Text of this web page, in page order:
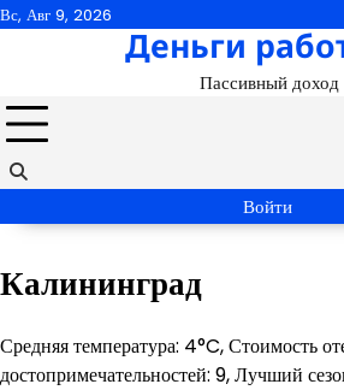
Перейти
Вс, Авг 9, 2026
Деньги
Пассивный доход
Войти
Калининград
Средняя температура: 4°C, Стоимость
достопримечательностей: 9, Лучший